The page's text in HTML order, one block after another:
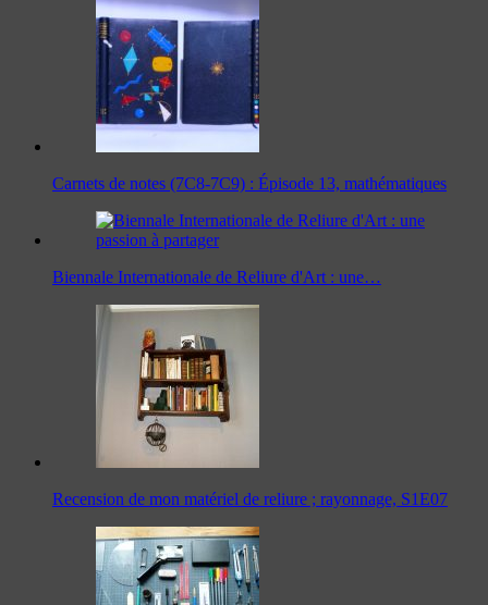
Carnets de notes (7C8-7C9) : Épisode 13, mathématiques
Biennale Internationale de Reliure d'Art : une…
Recension de mon matériel de reliure ; rayonnage, S1E07